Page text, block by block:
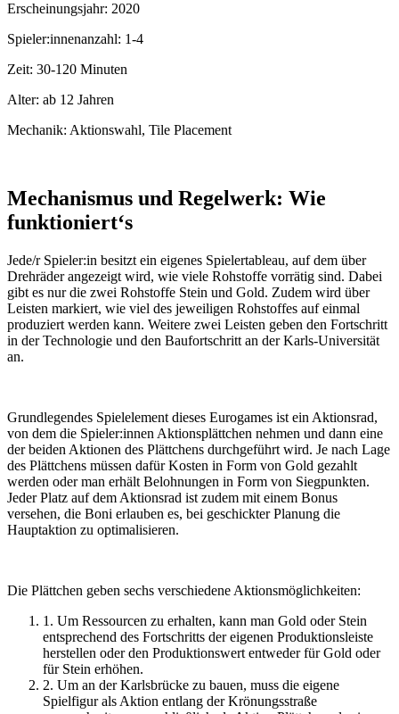
Erscheinungsjahr: 2020
Spieler:innenanzahl: 1-4
Zeit: 30-120 Minuten
Alter: ab 12 Jahren
Mechanik: Aktionswahl, Tile Placement
Mechanismus und Regelwerk: Wie
funktioniert‘s
Jede/r Spieler:in besitzt ein eigenes Spielertableau, auf dem über
Drehräder angezeigt wird, wie viele Rohstoffe vorrätig sind. Dabei
gibt es nur die zwei Rohstoffe Stein und Gold. Zudem wird über
Leisten markiert, wie viel des jeweiligen Rohstoffes auf einmal
produziert werden kann. Weitere zwei Leisten geben den Fortschritt
in der Technologie und den Baufortschritt an der Karls-Universität
an.
Grundlegendes Spielelement dieses Eurogames ist ein Aktionsrad,
von dem die Spieler:innen Aktionsplättchen nehmen und dann eine
der beiden Aktionen des Plättchens durchgeführt wird. Je nach Lage
des Plättchens müssen dafür Kosten in Form von Gold gezahlt
werden oder man erhält Belohnungen in Form von Siegpunkten.
Jeder Platz auf dem Aktionsrad ist zudem mit einem Bonus
versehen, die Boni erlauben es, bei geschickter Planung die
Hauptaktion zu optimalisieren.
Die Plättchen geben sechs verschiedene Aktionsmöglichkeiten:
1. Um Ressourcen zu erhalten, kann man Gold oder Stein
entsprechend des Fortschritts der eigenen Produktionsleiste
herstellen oder den Produktionswert entweder für Gold oder
für Stein erhöhen.
2. Um an der Karlsbrücke zu bauen, muss die eigene
Spielfigur als Aktion entlang der Krönungsstraße